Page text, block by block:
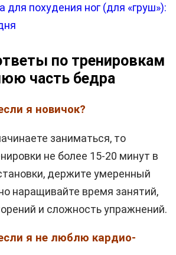
для похудения ног (для «груш»):
по тренировкам
часть бедра
я новичок?
заниматься, то
не более 15-20 минут в
держите умеренный
наращивайте время занятий,
и сложность упражнений.
я не люблю кардио-